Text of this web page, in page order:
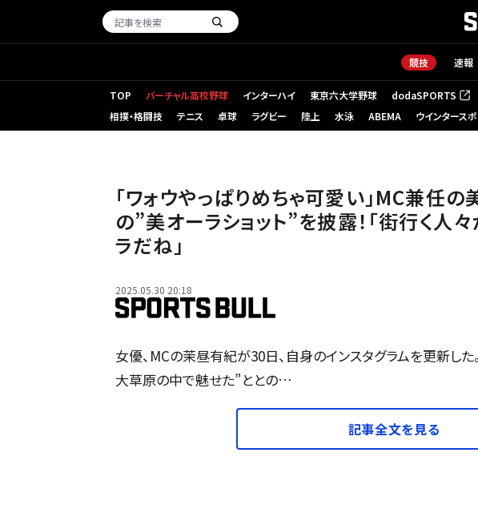
競技 速報
TOP バーチャル高校野球 インターハイ 東京六大学野球 dodaSPORTS
（新しいタブで開く）
相撲・格闘技
テニス 卓球 ラグビー 陸上 水泳 ABEMA ウインタース
「ワォウやっぱりめちゃ可愛い」MC兼任の
の”美オーラショット”を披露！「街行く人
ラだね」
2025.05.30 20:18
女優、MCの茉昼有紀が30日、自身のインスタグラムを更新した
大草原の中で魅せた”ととの…
記事全文を見る